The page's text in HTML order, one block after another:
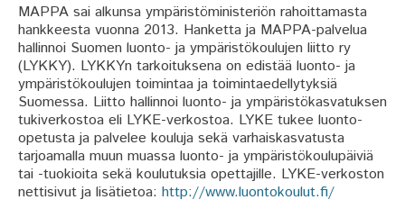
MAPPA sai alkunsa ympäristöministeriön rahoittamasta
hankkeesta vuonna 2013. Hanketta ja MAPPA-palvelua
hallinnoi Suomen luonto- ja ympäristökoulujen liitto ry
(LYKKY). LYKKYn tarkoituksena on edistää luonto- ja
ympäristökoulujen toimintaa ja toimintaedellytyksiä
Suomessa. Liitto hallinnoi luonto- ja ympäristökasvatuksen
tukiverkostoa eli LYKE-verkostoa. LYKE tukee luonto-
opetusta ja palvelee kouluja sekä varhaiskasvatusta
tarjoamalla muun muassa luonto- ja ympäristökoulupäiviä
tai -tuokioita sekä koulutuksia opettajille. LYKE-verkoston
nettisivut ja lisätietoa: http://www.luontokoulut.fi/